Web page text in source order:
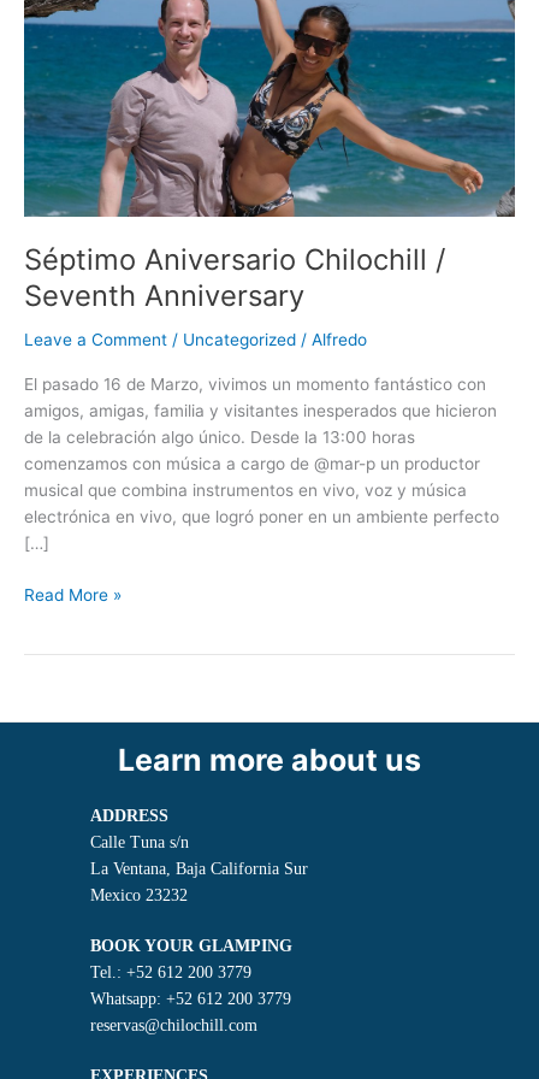
Séptimo Aniversario Chilochill /
Seventh Anniversary
Leave a Comment / Uncategorized / Alfredo
El pasado 16 de Marzo, vivimos un momento fantástico con
amigos, amigas, familia y visitantes inesperados que hicieron
de la celebración algo único. Desde la 13:00 horas
comenzamos con música a cargo de @mar-p un productor
musical que combina instrumentos en vivo, voz y música
electrónica en vivo, que logró poner en un ambiente perfecto
[…]
Seventh
Anniversary
Read More »
Learn more about us
ADDRESS
Calle Tuna s/n
La Ventana, Baja California Sur
Mexico 23232
BOOK YOUR GLAMPING
Tel.: +52 612 200 3779
Whatsapp: +52 612 200 3779
reservas@chilochill.com